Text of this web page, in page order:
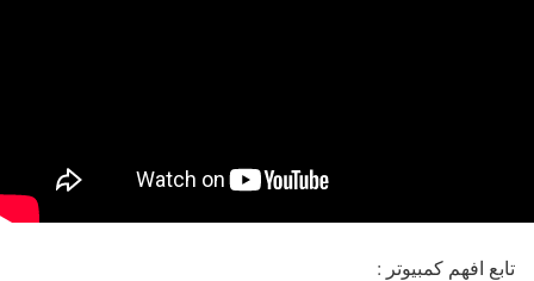
تابع افهم كمبيوتر :